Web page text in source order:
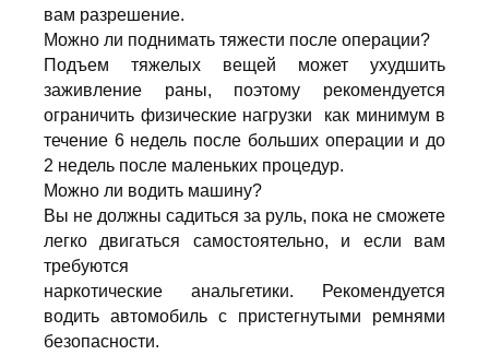
вам разрешение.
Можно ли поднимать тяжести после операции?
Подъем тяжелых вещей может ухудшить
заживление раны, поэтому рекомендуется
ограничить физические нагрузки как минимум в
течение 6 недель после больших операции и до
2 недель после маленьких процедур.
Можно ли водить машину?
Вы не должны садиться за руль, пока не сможете
легко двигаться самостоятельно, и если вам
требуются
наркотические анальгетики. Рекомендуется
водить автомобиль с пристегнутыми ремнями
безопасности.